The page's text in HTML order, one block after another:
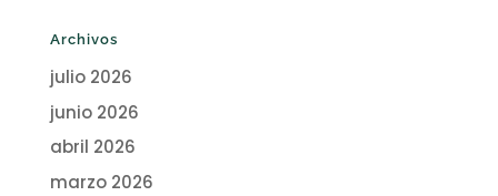
Archivos
julio 2026
junio 2026
abril 2026
marzo 2026